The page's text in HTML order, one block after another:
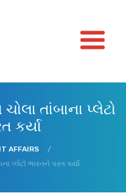
તાંબાના પ્લેટો
કર્યા
AFFAIRS
/
પ્લેટો ભારતને પરત કર્યા